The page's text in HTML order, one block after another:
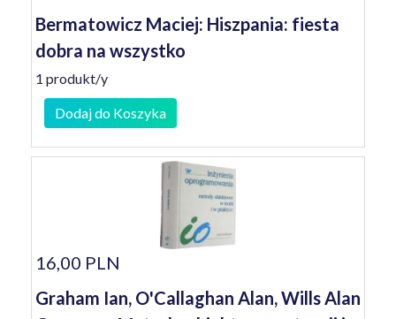
Bermatowicz Maciej: Hiszpania: fiesta
dobra na wszystko
1 produkt/y
Dodaj do Koszyka
16,00 PLN
Graham Ian, O'Callaghan Alan, Wills Alan